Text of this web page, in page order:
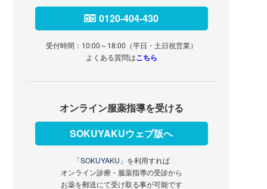
0120-404-430
受付時間：10:00～18:00（平日・土日祝営業）
よくある質問はこちら
オンライン服薬指導を受ける
SOKUYAKUウェブ版へ
「SOKUYAKU」 を利用すれば
オンライン診療・服薬指導の受診から
お薬を郵送にて受け取る事が可能です